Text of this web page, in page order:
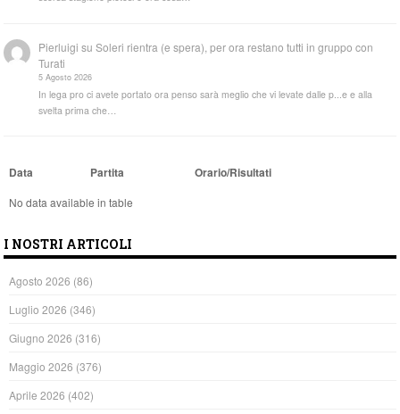
Pierluigi suSoleri rientra (e spera), per ora restano tutti in gruppo con
Turati
5 Agosto 2026
In lega pro ci avete portato ora penso sarà meglio che vi levate dalle p...e e alla
svelta prima che…
Data Partita Orario/Risultati
No data available in table
I NOSTRI ARTICOLI
Agosto 2026 (86)
Luglio 2026 (346)
Giugno 2026 (316)
Maggio 2026 (376)
Aprile 2026 (402)